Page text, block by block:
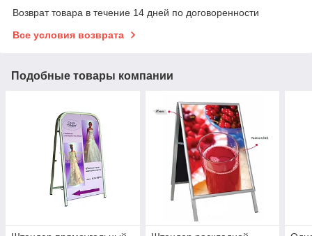
Возврат товара в течение 14 дней по договоренности
Все условия возврата
Подобные товары компании